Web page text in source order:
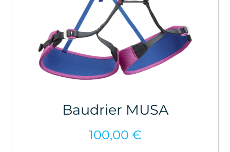
Baudrier MUSA
100,00 €